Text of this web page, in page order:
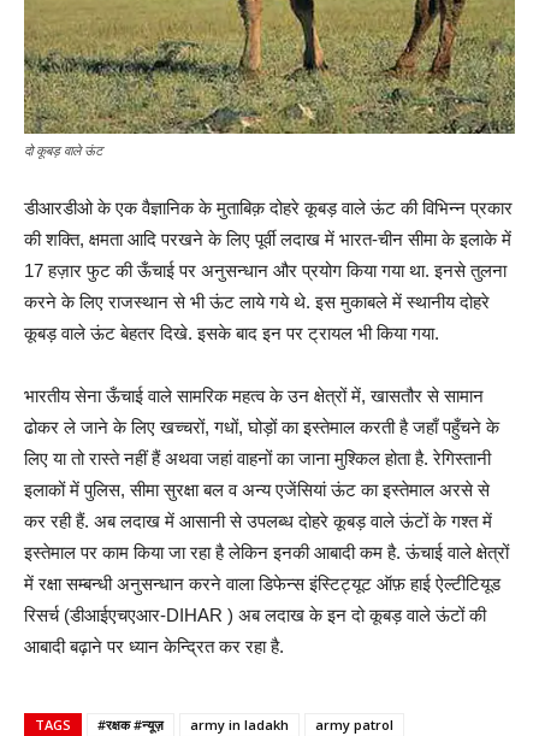
दो कूबड़ वाले ऊंट
डीआरडीओ के एक वैज्ञानिक के मुताबिक़ दोहरे कूबड़ वाले ऊंट की विभिन्न प्रकार
की शक्ति, क्षमता आदि परखने के लिए पूर्वी लदाख में भारत-चीन सीमा के इलाके में
17 हज़ार फुट की ऊँचाई पर अनुसन्धान और प्रयोग किया गया था. इनसे तुलना
करने के लिए राजस्थान से भी ऊंट लाये गये थे. इस मुकाबले में स्थानीय दोहरे
कूबड़ वाले ऊंट बेहतर दिखे. इसके बाद इन पर ट्रायल भी किया गया.
भारतीय सेना ऊँचाई वाले सामरिक महत्व के उन क्षेत्रों में, खासतौर से सामान
ढोकर ले जाने के लिए खच्चरों, गधों, घोड़ों का इस्तेमाल करती है जहाँ पहुँचने के
लिए या तो रास्ते नहीं हैं अथवा जहां वाहनों का जाना मुश्किल होता है. रेगिस्तानी
इलाकों में पुलिस, सीमा सुरक्षा बल व अन्य एजेंसियां ऊंट का इस्तेमाल अरसे से
कर रही हैं. अब लदाख में आसानी से उपलब्ध दोहरे कूबड़ वाले ऊंटों के गश्त में
इस्तेमाल पर काम किया जा रहा है लेकिन इनकी आबादी कम है. ऊंचाई वाले क्षेत्रों
में रक्षा सम्बन्धी अनुसन्धान करने वाला डिफेन्स इंस्टिट्यूट ऑफ़ हाई ऐल्टीटियूड
रिसर्च (डीआईएचएआर-DIHAR ) अब लदाख के इन दो कूबड़ वाले ऊंटों की
आबादी बढ़ाने पर ध्यान केन्द्रित कर रहा है.
TAGS #रक्षक #न्यूज़ army in ladakh
army patrol